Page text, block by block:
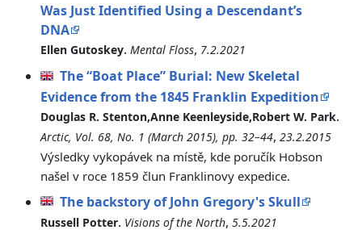
Was Just Identified Using a Descendant’s
DNA
Ellen Gutoskey. Mental Floss, 7.2.2021
The “Boat Place” Burial: New Skeletal
Evidence from the 1845 Franklin Expedition
Douglas R. Stenton,Anne Keenleyside,Robert W. Park.
Arctic, Vol. 68, No. 1 (March 2015), pp. 32–44, 23.2.2015
Výsledky vykopávek na místě, kde poručík Hobson
našel v roce 1859 člun Franklinovy expedice.
The backstory of John Gregory's Skull
Russell Potter. Visions of the North, 5.5.2021